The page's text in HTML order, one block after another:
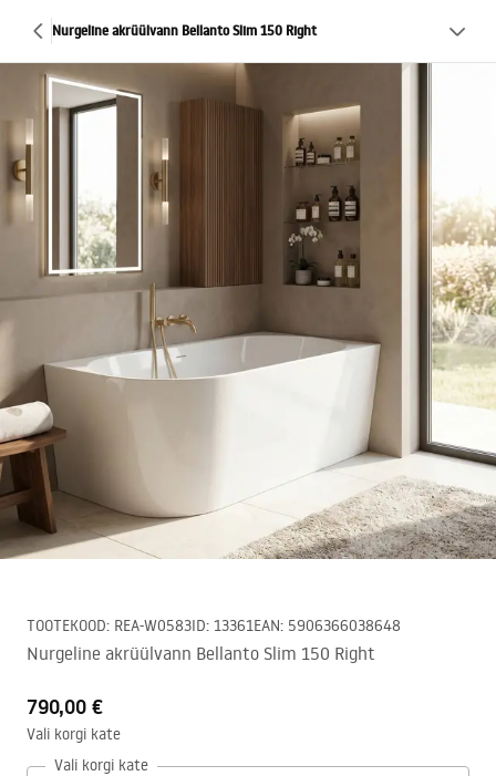
Nurgeline akrüülvann Bellanto Slim 150 Right
TOOTEKOOD: REA-W0583ID: 13361EAN: 5906366038648
Nurgeline akrüülvann Bellanto Slim 150 Right
790,00 €
Vali korgi kate
Vali korgi kate